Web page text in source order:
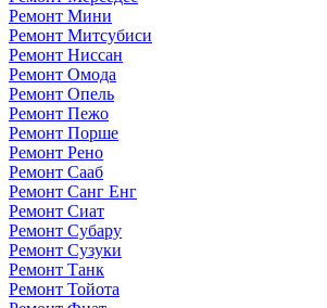
Ремонт Мини
Ремонт Митсубиси
Ремонт Ниссан
Ремонт Омода
Ремонт Опель
Ремонт Пежо
Ремонт Порше
Ремонт Рено
Ремонт Сааб
Ремонт Санг Енг
Ремонт Сиат
Ремонт Субару
Ремонт Сузуки
Ремонт Танк
Ремонт Тойота